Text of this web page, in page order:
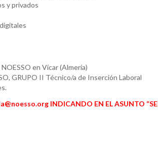
y privados
en Vícar (Almería)
GRUPO II Técnico/a de Inserción Laboral
INDICANDO EN EL ASUNTO